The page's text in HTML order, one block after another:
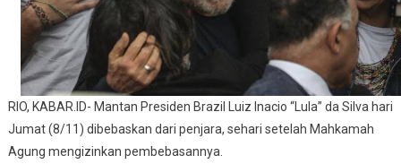
Penjara
RIO, KABAR.ID- Mantan Presiden Brazil Luiz Inacio “Lula” da Silva hari
Jumat (8/11) dibebaskan dari penjara, sehari setelah Mahkamah
Agung mengizinkan pembebasannya.